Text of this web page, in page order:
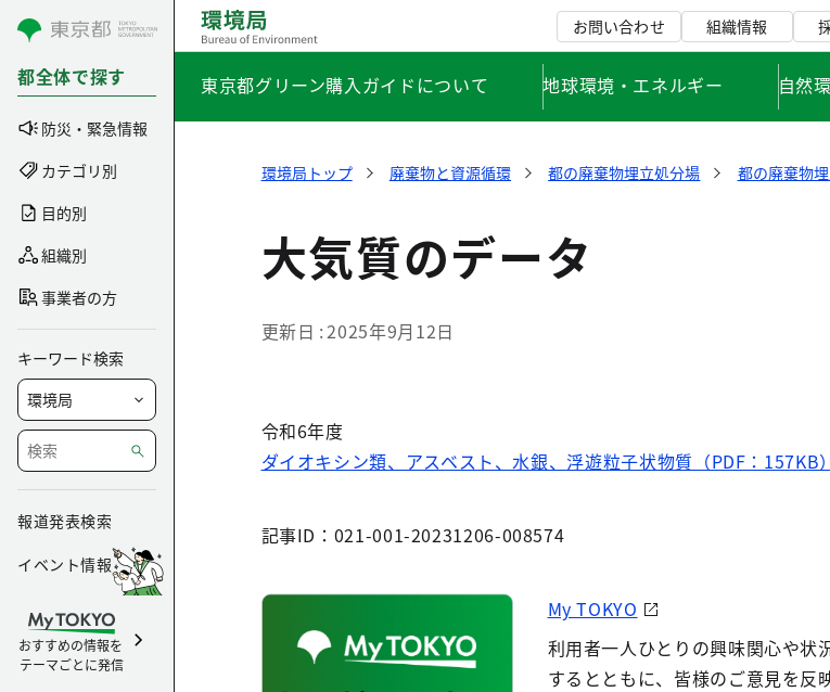
コンテンツにスキップ
都全体で探す
防災・緊急情報
カテゴリ別
目的別
組織別
事業者の方
キーワード検索
報道発表検索
イベント情報
おすすめの情報を
テーマごとに発信
お問い合わせ 組織情報
東京都グリーン購入ガイドについて 地球環境・エネルギー 自然
環境局トップ 廃棄物と資源循環 都の廃棄物埋立処分場 都の廃棄物
大気質のデータ
更新日 2025年9月12日
令和6年度
ダイオキシン類、アスベスト、水銀、浮遊粒子状物質（PDF：157KB）
記事ID：021-001-20231206-008574
My TOKYO
利用者一人ひとりの興味関心や状
するとともに、皆様のご意見を反